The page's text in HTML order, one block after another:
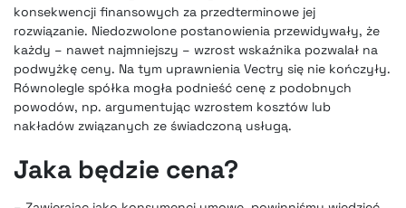
konsekwencji finansowych za przedterminowe jej
rozwiązanie. Niedozwolone postanowienia przewidywały, że
każdy – nawet najmniejszy – wzrost wskaźnika pozwalał na
podwyżkę ceny. Na tym uprawnienia Vectry się nie kończyły.
Równolegle spółka mogła podnieść cenę z podobnych
powodów, np. argumentując wzrostem kosztów lub
nakładów związanych ze świadczoną usługą.
Jaka będzie cena?